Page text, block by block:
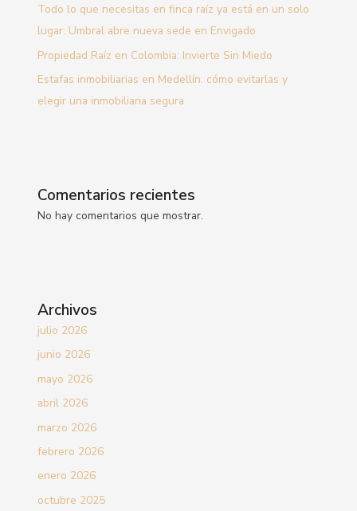
Todo lo que necesitas en finca raíz ya está en un solo
lugar: Umbral abre nueva sede en Envigado
Propiedad Raíz en Colombia: Invierte Sin Miedo
Estafas inmobiliarias en Medellín: cómo evitarlas y
elegir una inmobiliaria segura
Comentarios recientes
No hay comentarios que mostrar.
Archivos
julio 2026
junio 2026
mayo 2026
abril 2026
marzo 2026
febrero 2026
enero 2026
octubre 2025